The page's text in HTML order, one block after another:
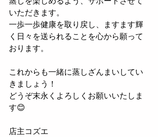
いただきます。
一歩一歩健康を取り戻し、ますます輝
く日々を送られることを心から願って
おります。
これからも一緒に蒸しざんまいしてい
きましょう！
どうぞ末永くよろしくお願いいたしま
す😊
店主コズエ